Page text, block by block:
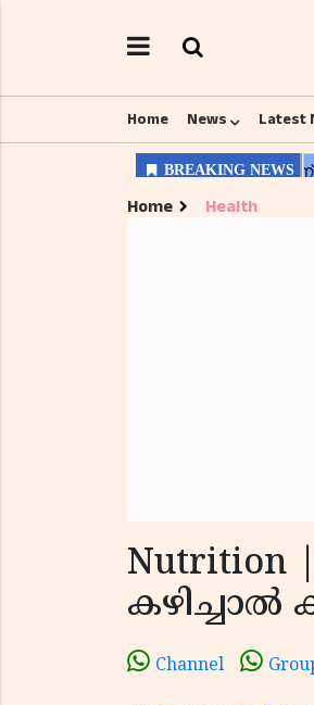
Home News Latest
Home Health
Nutrition
Channel